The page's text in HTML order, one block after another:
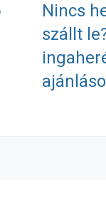
Nincs
szállt